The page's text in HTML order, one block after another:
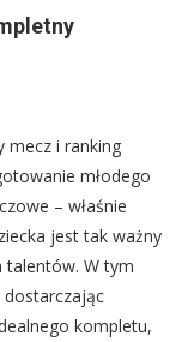
mecz i ranking
młodego
– właśnie
jest tak ważny
talentów. W tym
kompletu,